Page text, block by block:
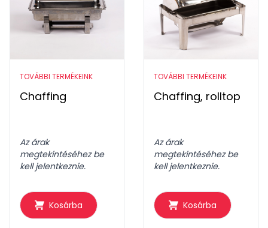
TOVÁBBI TERMÉKEINK
Chaffing
Az árak
megtekintéséhez be
kell jelentkeznie.
Kosárba
TOVÁBBI TERMÉKEINK
Chaffing, rolltop
Az árak
megtekintéséhez be
kell jelentkeznie.
Kosárba